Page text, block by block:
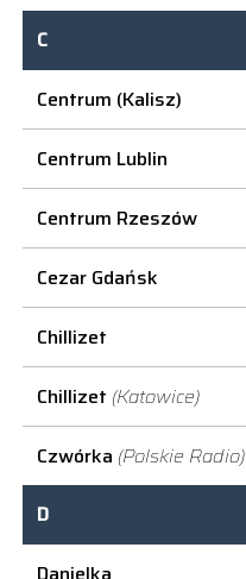
C
Centrum (Kalisz)
Centrum Lublin
Centrum Rzeszów
Cezar Gdańsk
Chillizet
Chillizet (Katowice)
Czwórka (Polskie Radio)
D